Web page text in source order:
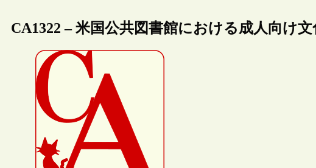
CA1322 – 米国公共図書館における成人向け